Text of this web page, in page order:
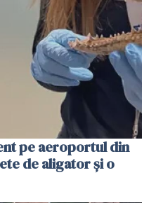
pe aeroportul din
de aligator și o